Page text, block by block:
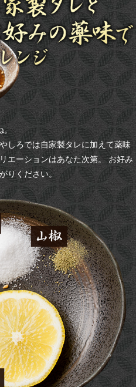
。
しろでは自家製タレに加えて薬味
エーションはあなた次第。 お好み
りください。